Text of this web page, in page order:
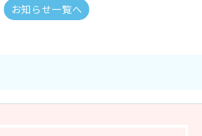
お知らせ一覧へ